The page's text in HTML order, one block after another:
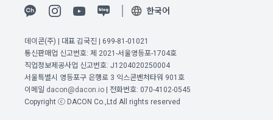
3. 제2항 신청에 있어 "회사"는 "회원"의 종류에 따라 전문기관을
통한 실명확인 및 본인인증을 요청할 수 있다. "회원"은 본인인
4. 페이스북 등 외부서비스와의 연동을 통해 이용계약을 신청할
경우, 본 약관과 개인정보취급방침, 서비스 제공을 위해 “회
사”가 “회원”의 외부 서비스 계정 정보 접근 및 활용에 “동의” 또
는 “확인”버튼을 누르면 “회사”가 웹 상의 안내 및 전자메일로
“회원”에게 통지함으로써 이용계약이 성립된다.
6) 서비스 이용과정이나 사업처리 과정에서 자동 수집되는 항목
광고 ID, 접속 환경
나. 개인정보 수집방법
1) 회원가입 및 서비스 이용 과정에서 이용자가 개인정보 수집
에 대해 동의를 하고 직접 정보를 입력하는 경우, 해당 개인정보
한국어
데이콘(주) | 대표 김국진 | 699-81-01021
통신판매업 신고번호: 제 2021-서울영등포-1704호
직업정보제공사업 신고번호: J1204020250004
서울특별시 영등포구 은행로 3 익스콘벤처타워 901호
이메일 dacon@dacon.io | 전화번호: 070-4102-0545
Copyright ⓒ DACON Co.,Ltd All rights reserved